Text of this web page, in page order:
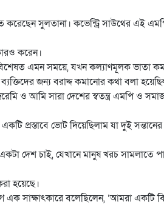
করেছেন সুলতানা। কভেন্ট্রি সাউথের এই
করেন।
এমন সময়ে, যখন কল্যাণমূলক ভাতা
জন্য বরাদ্দ কমানোর কথা বলা
ও আমি সারা দেশের স্বতন্ত্র এমপি ও
প্রস্তাবে ভোট দিয়েছিলাম যা দুই সন্তানের
দেশ চাই, যেখানে মানুষ খরচ সামলাতে
হয়েছে।
সাক্ষাৎকারে বলেছিলেন, ‘আমরা একটি